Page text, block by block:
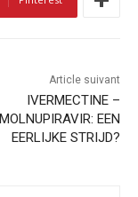
Article suivant
IVERMECTINE –
MOLNUPIRAVIR: EEN
EERLIJKE STRIJD?